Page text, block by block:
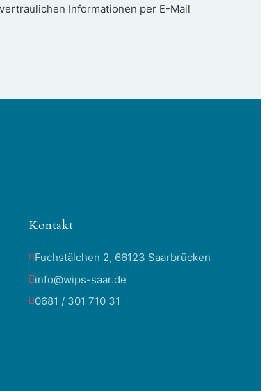
Informationen per E-Mail
Kontakt
Fuchstälchen 2, 66123 Saarbrücken
info@wips-saar.de
0681 / 301 710 31